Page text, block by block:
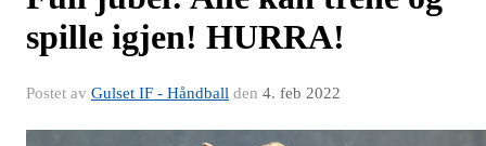
spille igjen! HURRA!
Postet av Gulset IF - Håndball den 4. feb 2022